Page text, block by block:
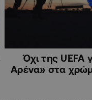
Όχι της UEFA
Αρένα» στα